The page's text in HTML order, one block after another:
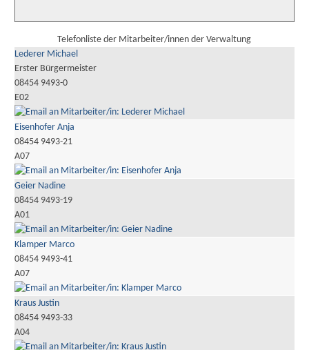
Telefonliste der Mitarbeiter/innen der Verwaltung
Lederer Michael
Erster Bürgermeister
08454 9493-0
E02
Eisenhofer Anja
08454 9493-21
A07
Geier Nadine
08454 9493-19
A01
Klamper Marco
08454 9493-41
A07
Kraus Justin
08454 9493-33
A04